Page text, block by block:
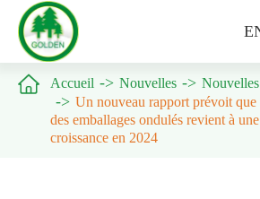
 Accueil Nouvelles
Un nouveau rapport prévoit que
des emballages ondulés revient à
croissance en 2024